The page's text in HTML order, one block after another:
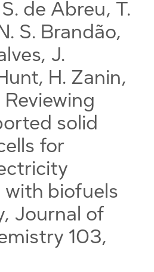
de Abreu, T.
S. Brandão,
J.
H. Zanin,
Reviewing
solid
for
biofuels
Journal of
103,